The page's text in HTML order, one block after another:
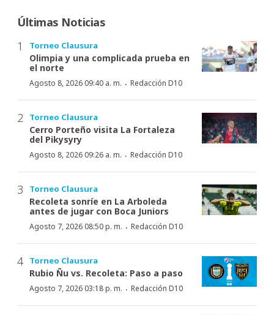
Últimas Noticias
Torneo Clausura
Olimpia y una complicada prueba en
el norte
Agosto 8, 2026 09:40 a. m. · Redacción D10
Torneo Clausura
Cerro Porteño visita La Fortaleza
del Pikysyry
Agosto 8, 2026 09:26 a. m. · Redacción D10
Torneo Clausura
Recoleta sonríe en La Arboleda
antes de jugar con Boca Juniors
Agosto 7, 2026 08:50 p. m. · Redacción D10
Torneo Clausura
Rubio Ñu vs. Recoleta: Paso a paso
Agosto 7, 2026 03:18 p. m. · Redacción D10